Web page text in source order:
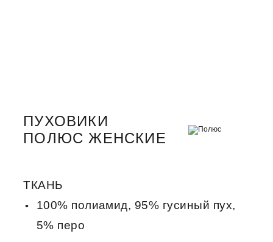
ПУХОВИКИ
ПОЛЮС ЖЕНСКИЕ
ТКАНЬ
100% полиамид, 95% гусиный пух,
5% перо